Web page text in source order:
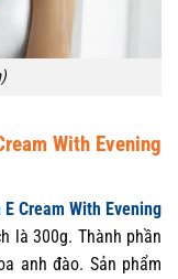
With Evening
Cream With Evening
là 300g. Thành phần
anh đào. Sản phẩm